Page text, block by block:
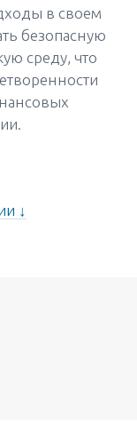
в своем
безопасную
среду, что
↓